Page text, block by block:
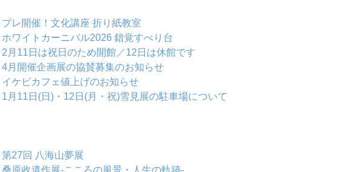
プレ開催！文化講座 折り紙教室
ホワイトカーニバル2026 錯覚すべり台
2月11日は祝日のため開館／12日は休館です
4月開催企画展の協賛募集のお知らせ
イケビカフェ値上げのお知らせ
1月11日(日)・12日(月・祝)雪見展の駐車場について
第27回 八海山夢展